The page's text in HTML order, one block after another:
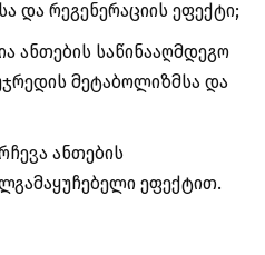
და რეგენერაციის ეფექტი;
ანთების საწინააღმდეგო
მეტაბოლიზმსა და
ანთების
ეფექტით.